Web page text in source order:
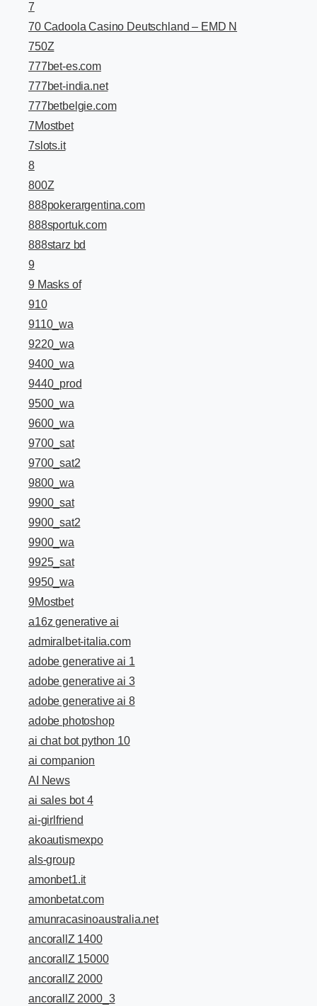
7
70 Cadoola Casino Deutschland – EMD N
750Z
777bet-es.com
777bet-india.net
777betbelgie.com
7Mostbet
7slots.it
8
800Z
888pokerargentina.com
888sportuk.com
888starz bd
9
9 Masks of
910
9110_wa
9220_wa
9400_wa
9440_prod
9500_wa
9600_wa
9700_sat
9700_sat2
9800_wa
9900_sat
9900_sat2
9900_wa
9925_sat
9950_wa
9Mostbet
a16z generative ai
admiralbet-italia.com
adobe generative ai 1
adobe generative ai 3
adobe generative ai 8
adobe photoshop
ai chat bot python 10
ai companion
AI News
ai sales bot 4
ai-girlfriend
akoautismexpo
als-group
amonbet1.it
amonbetat.com
amunracasinoaustralia.net
ancorallZ 1400
ancorallZ 15000
ancorallZ 2000
ancorallZ 2000_3